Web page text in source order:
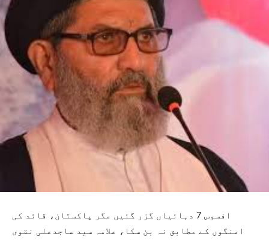
افسوس 7 دہائیاں گزر گئیں مگر پاکستان، قائد کی
امنگوں کے مطابق نہ بن سکا، علامہ سید ساجدعلی نقوی